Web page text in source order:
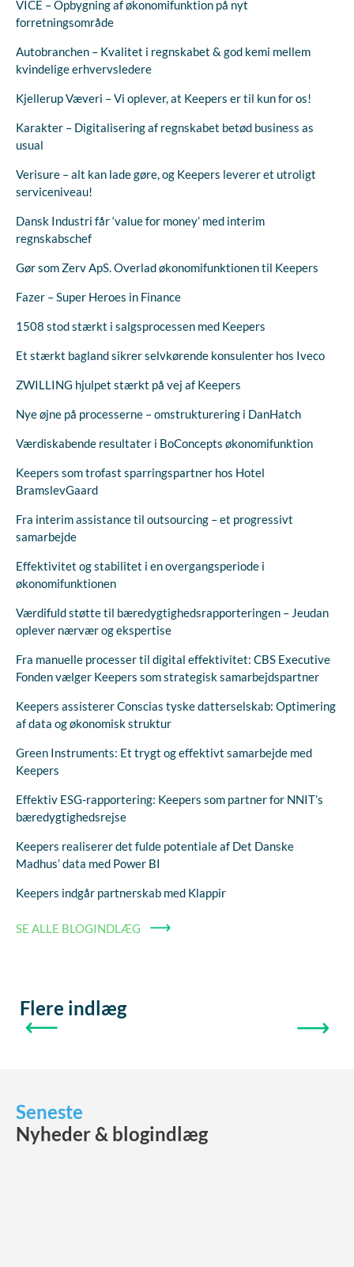
VICE – Opbygning af økonomifunktion på nyt
forretningsområde
Autobranchen – Kvalitet i regnskabet & god kemi mellem
kvindelige erhvervsledere
Kjellerup Væveri – Vi oplever, at Keepers er til kun for os!
Karakter – Digitalisering af regnskabet betød business as
usual
Verisure – alt kan lade gøre, og Keepers leverer et utroligt
serviceniveau!
Dansk Industri får ‘value for money’ med interim
regnskabschef
Gør som Zerv ApS. Overlad økonomifunktionen til Keepers
Fazer – Super Heroes in Finance
1508 stod stærkt i salgsprocessen med Keepers
Et stærkt bagland sikrer selvkørende konsulenter hos Iveco
ZWILLING hjulpet stærkt på vej af Keepers
Nye øjne på processerne – omstrukturering i DanHatch
Værdiskabende resultater i BoConcepts økonomifunktion
Keepers som trofast sparringspartner hos Hotel
BramslevGaard
Fra interim assistance til outsourcing – et progressivt
samarbejde
Effektivitet og stabilitet i en overgangsperiode i
økonomifunktionen
Værdifuld støtte til bæredygtighedsrapporteringen – Jeudan
oplever nærvær og ekspertise
Fra manuelle processer til digital effektivitet: CBS Executive
Fonden vælger Keepers som strategisk samarbejdspartner
Keepers assisterer Conscias tyske datterselskab: Optimering
af data og økonomisk struktur
Green Instruments: Et trygt og effektivt samarbejde med
Keepers
Effektiv ESG-rapportering: Keepers som partner for NNIT’s
bæredygtighedsrejse
Keepers realiserer det fulde potentiale af Det Danske
Madhus’ data med Power BI
Keepers indgår partnerskab med Klappir
SE ALLE BLOGINDLÆG
Flere indlæg
Seneste
Nyheder & blogindlæg